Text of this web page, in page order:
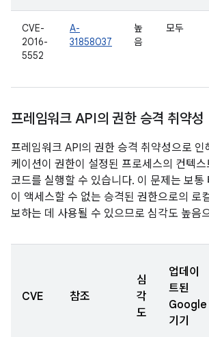
CVE-
2016-
5552
A-
31858037
높
음
모두
프레임워크 API의 권한 승격 취약성
프레임워크 API의 권한 승격 취약성으로 인
케이션이 권한이 설정된 프로세스의 컨텍스
코드를 실행할 수 있습니다. 이 문제는 보통
이 액세스할 수 없는 승격된 권한으로의 로
보하는 데 사용될 수 있으므로 심각도 높음
CVE 참조
심
각
도
업데이
트된
Google
기기